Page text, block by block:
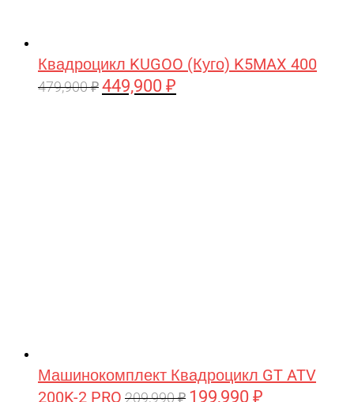
Квадроцикл KUGOO (Куго) K5MAX 400
479,900₽ Первоначальная
449,900 ₽
Машинокомплект Квадроцикл GT ATV
200K-2 PRO 209,990₽ Первоначальная
199,990 ₽